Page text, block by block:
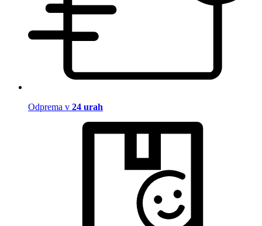
Odprema v 24 urah